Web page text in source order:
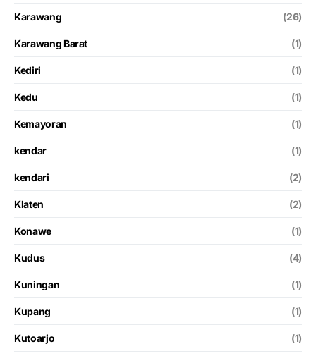
Karawang (26)
Karawang Barat (1)
Kediri (1)
Kedu (1)
Kemayoran (1)
kendar (1)
kendari (2)
Klaten (2)
Konawe (1)
Kudus (4)
Kuningan (1)
Kupang (1)
Kutoarjo (1)